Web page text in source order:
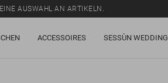
AUSWAHL AN ARTIKELN.
ACCESSOIRES SESSÙN WEDDING